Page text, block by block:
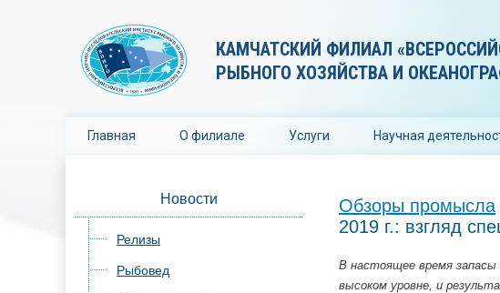
КАМЧАТСКИЙ ФИЛИАЛ
РЫБНОГО ХОЗЯЙСТВА И
Главная О филиале Услуги Научная
Новости
Релизы
Рыбовед
Обзоры промысла
2019 г.: взгляд
В настоящее время запасы
высоком уровне, и